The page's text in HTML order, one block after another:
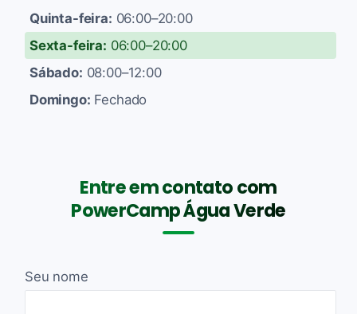
Quinta-feira: 06:00–20:00
Sexta-feira: 06:00–20:00
Sábado: 08:00–12:00
Domingo: Fechado
Entre em contato com
PowerCamp Água Verde
Seu nome